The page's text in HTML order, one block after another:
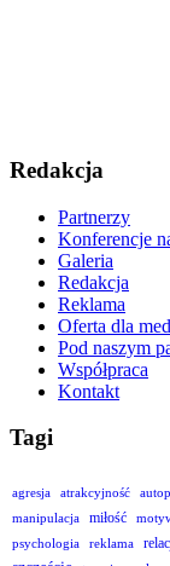
Redakcja
Partnerzy
Konferencje
Galeria
Redakcja
Reklama
Oferta dla
Pod naszym
Współpraca
Kontakt
Tagi
agresja atrakcyjność
manipulacja
miłość
psychologia
reklama